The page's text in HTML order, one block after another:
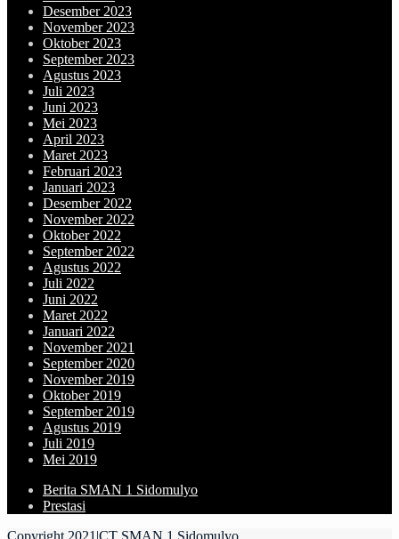
Desember 2023
November 2023
Oktober 2023
September 2023
Agustus 2023
Juli 2023
Juni 2023
Mei 2023
April 2023
Maret 2023
Februari 2023
Januari 2023
Desember 2022
November 2022
Oktober 2022
September 2022
Agustus 2022
Juli 2022
Juni 2022
Maret 2022
Januari 2022
November 2021
September 2020
November 2019
Oktober 2019
September 2019
Agustus 2019
Juli 2019
Mei 2019
Berita SMAN 1 Sidomulyo
Prestasi
Copyright 2021|CT SMAN 1 Sidomulyo